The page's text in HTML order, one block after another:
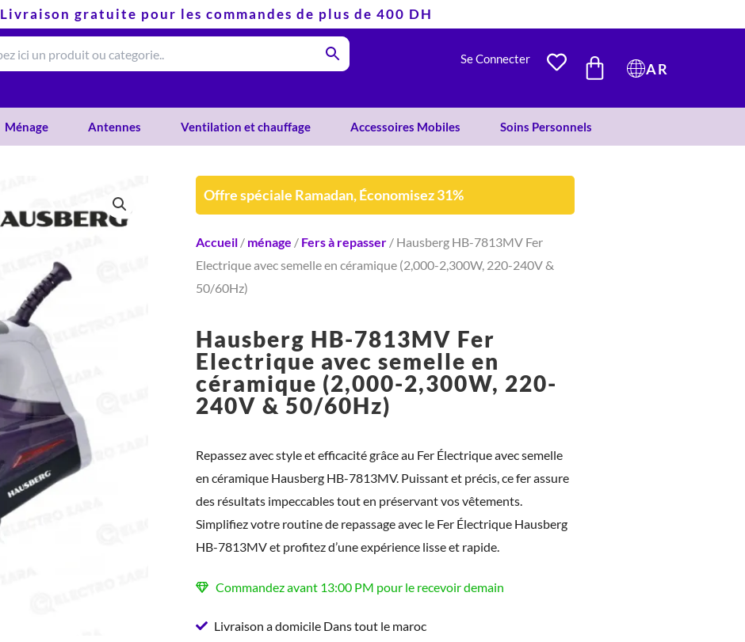
Livraison gratuite pour les commandes de plus de 400 DH
Se Connecter PANIER
AR
Ménage Antennes Ventilation et chauffage Accessoires Mobiles Soins Personnels
Offre spéciale Ramadan, Économisez 31%
Accueil/ ménage / Fers à repasser/ Hausberg HB-7813MV Fer
Electrique avec semelle en céramique (2,000-2,300W, 220-240V &
50/60Hz)
Hausberg HB-7813MV Fer
Electrique avec semelle en
céramique (2,000-2,300W, 220-
240V & 50/60Hz)
Repassez avec style et efficacité grâce au Fer Électrique avec semelle
en céramique Hausberg HB-7813MV. Puissant et précis, ce fer assure
des résultats impeccables tout en préservant vos vêtements.
Simplifiez votre routine de repassage avec le Fer Électrique Hausberg
HB-7813MV et profitez d’une expérience lisse et rapide.
Commandez avant 13:00 PM pour le recevoir demain
Livraison a domicile Dans tout le maroc